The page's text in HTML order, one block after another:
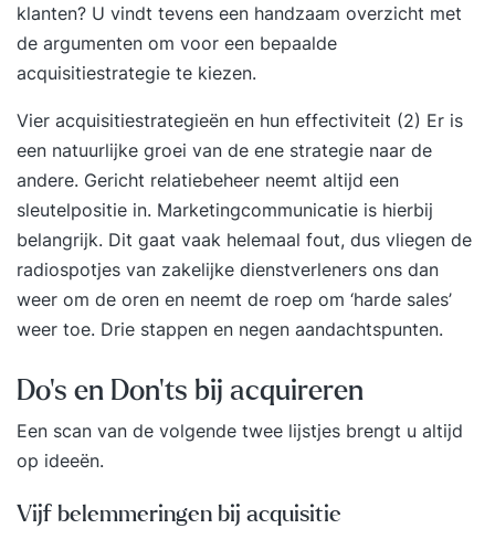
klanten? U vindt tevens een handzaam overzicht met
de argumenten om voor een bepaalde
acquisitiestrategie te kiezen.
Vier acquisitiestrategieën en hun effectiviteit (2) Er is
een natuurlijke groei van de ene strategie naar de
andere. Gericht relatiebeheer neemt altijd een
sleutelpositie in. Marketingcommunicatie is hierbij
belangrijk. Dit gaat vaak helemaal fout, dus vliegen de
radiospotjes van zakelijke dienstverleners ons dan
weer om de oren en neemt de roep om ‘harde sales’
weer toe. Drie stappen en negen aandachtspunten.
Do’s en Don'ts bij acquireren
Een scan van de volgende twee lijstjes brengt u altijd
op ideeën.
Vijf belemmeringen bij acquisitie